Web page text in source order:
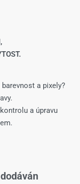
a pixely?
a úpravu